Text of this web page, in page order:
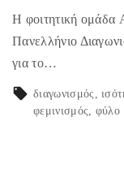
Η φοιτητική ομάδα
Πανελλήνιο
για το…
διαγωνισμός
φεμινισμός
φύλο